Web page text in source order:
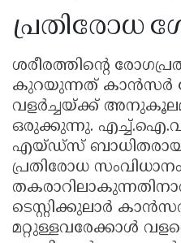
പ്രതിരോധ
ശരീരത്തിന്റെ
കുറയുന്നത് കാൻസർ
വളർച്ചയ്ക്ക്
ഒരുക്കുന്നു.
എയ്ഡ്സ് ബാധിതരായ
പ്രതിരോധ
ടെസ്റ്റിക്കുലാർ
മറ്റുള്ളവരേക്കാൾ